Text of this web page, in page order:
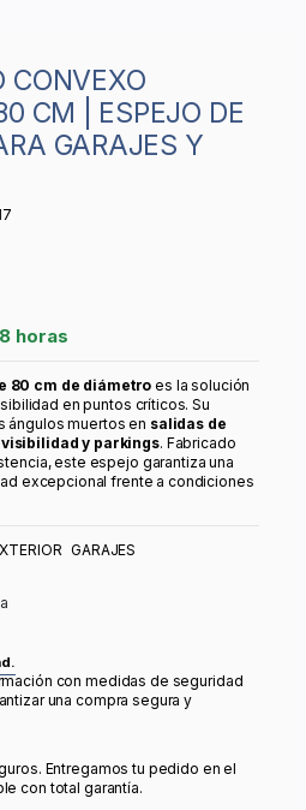
CM | ESPEJO DE
GARAJES Y
horas
80 cm de diámetro es la solución
en puntos críticos. Su
ángulos muertos en salidas de
y parkings. Fabricado
este espejo garantiza una
excepcional frente a condiciones
GARAJES
con medidas de seguridad
una compra segura y
Entregamos tu pedido en el
con total garantía.